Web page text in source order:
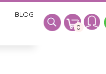
BLOG
0